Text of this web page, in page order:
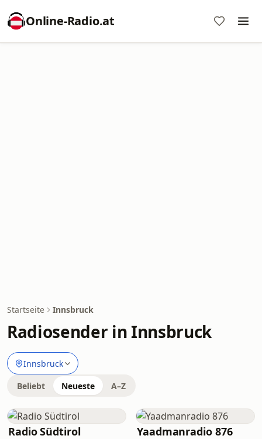
Online‑Radio.at
Startseite Innsbruck
Radiosender in Innsbruck
Innsbruck
Beliebt Neueste A–Z
Radio Südtirol Yaadmanradio 876